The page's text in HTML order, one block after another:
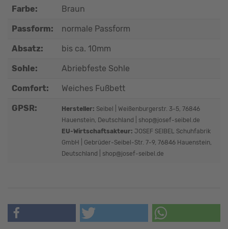
Farbe: Braun
Passform: normale Passform
Absatz: bis ca. 10mm
Sohle: Abriebfeste Sohle
Comfort: Weiches Fußbett
GPSR: Hersteller: Seibel | Weißenburgerstr. 3-5, 76846
Hauenstein, Deutschland | shop@josef-seibel.de
EU-Wirtschaftsakteur: JOSEF SEIBEL Schuhfabrik
GmbH | Gebrüder-Seibel-Str. 7-9, 76846 Hauenstein,
Deutschland | shop@josef-seibel.de